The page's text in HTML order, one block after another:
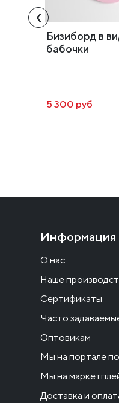
Бизиборд в
бабочки
5 300 руб
‹
Информация
О нас
Наше
Сертификаты
Часто
Оптовикам
Мы на портале
Мы на
Доставка и